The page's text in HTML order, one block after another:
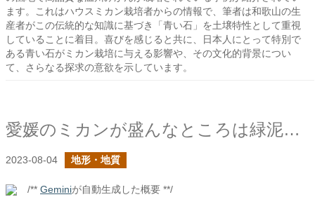
ます。これはハウスミカン栽培者からの情報で、筆者は和歌山の生
産者がこの伝統的な知識に基づき「青い石」を土壌特性として重視
していることに着目。喜びを感じると共に、日本人にとって特別で
ある青い石がミカン栽培に与える影響や、その文化的背景につい
て、さらなる探求の意欲を示しています。
愛媛のミカンが盛んなところは緑泥石帯
2023-08-04 地形・地質
/** Geminiが自動生成した概要 **/